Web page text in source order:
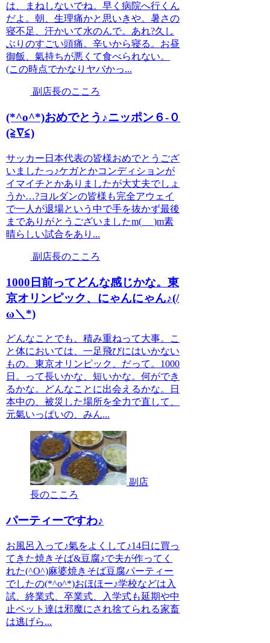
は、まねしないでね。早く病院へ行くん
だよ。朝、生理痛かと思いきや。暑さの
寝不足、汗かいて水のんで。あれ?久し
ぶりのすごい頭痛。辛いから寝る。お昼
御飯、氣持ちが悪くて食べられない。
(この時点でかなりヤバかっ...
副店長のこころ
(*^o^*)おめでとう♪ニッポン６-０
(≧∇≦)
サッカー日本代表の皆様おめでとうござ
いましたっ♪ケガとかコンディションが
イマイチとかありましたが大丈夫でしょ
うか…?ヨルダンの皆様も完全アウェイ
で一人が退場という中で手を抜かず最後
までありがとうございましたm(_ _)m素
晴らしい試合をあり...
副店長のこころ
1000日前ってどんな感じかな。東
京オリンピック、にゃんにゃん♪(/
ω＼*)
どんなことでも、積み重ねって大事。こ
と体においては、一足飛びにはいかない
もの。東京オリンピック、だって。1000
日。って長いかな、短いかな。何ができ
るかな。どんなことに出会えるかな。日
本中の、被災した場所を全力で直して、
元氣いっぱいの、みん...
副店
長のこころ
パーティーですわ♪
お風呂入って♪氣をよくして♪14日に買っ
てきた焼きそば&豆腐♪で夫が作ってく
れた(^O^)麻婆焼きそば豆腐パーティー
でしたの(*^o^*)おほほー♪学校などは入
試、終業式、卒業式、入学式も延期や中
止ペット達は邪魔にされ捨てられる家畜
は逃げら...